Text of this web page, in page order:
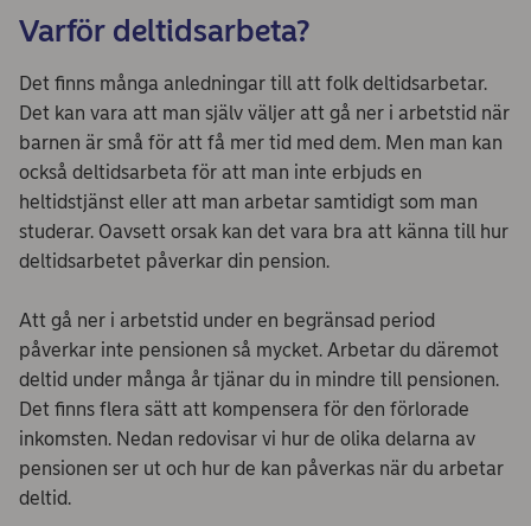
Varför deltidsarbeta?
Det finns många anledningar till att folk deltidsarbetar.
Det kan vara att man själv väljer att gå ner i arbetstid när
barnen är små för att få mer tid med dem. Men man kan
också deltidsarbeta för att man inte erbjuds en
heltidstjänst eller att man arbetar samtidigt som man
studerar. Oavsett orsak kan det vara bra att känna till hur
deltidsarbetet påverkar din pension.
Att gå ner i arbetstid under en begränsad period
påverkar inte pensionen så mycket. Arbetar du däremot
deltid under många år tjänar du in mindre till pensionen.
Det finns flera sätt att kompensera för den förlorade
inkomsten. Nedan redovisar vi hur de olika delarna av
pensionen ser ut och hur de kan påverkas när du arbetar
deltid.